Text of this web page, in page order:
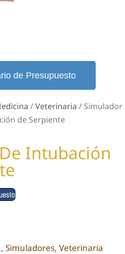
de Presupuesto
/Veterinaria / Simulador
de Serpiente
Intubación
, Simuladores, Veterinaria